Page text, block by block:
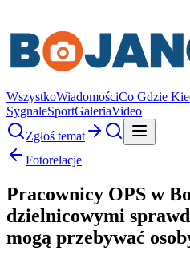
WszystkoWiadomościCo Gdzie
SygnaleSportGaleriaVideo
Zgłoś temat
Fotorelacje
Pracownicy OPS w
dzielnicowymi
mogą przebywać